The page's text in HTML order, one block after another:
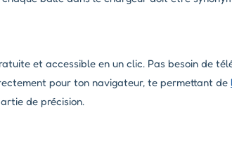
et accessible en un clic. Pas besoin de
pour ton navigateur, te permettant de
de précision.